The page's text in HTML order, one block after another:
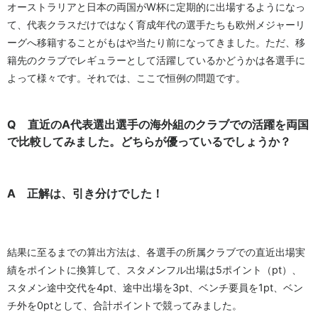
オーストラリアと日本の両国がW杯に定期的に出場するようになっ
て、代表クラスだけではなく育成年代の選手たちも欧州メジャーリ
ーグへ移籍することがもはや当たり前になってきました。ただ、移
籍先のクラブでレギュラーとして活躍しているかどうかは各選手に
よって様々です。それでは、ここで恒例の問題です。
Q 直近のA代表選出選手の海外組のクラブでの活躍を両国
で比較してみました。どちらが優っているでしょうか？
A 正解は、引き分けでした！
結果に至るまでの算出方法は、各選手の所属クラブでの直近出場実
績をポイントに換算して、スタメンフル出場は5ポイント（pt）、
スタメン途中交代を4pt、途中出場を3pt、ベンチ要員を1pt、ベン
チ外を0ptとして、合計ポイントで競ってみました。